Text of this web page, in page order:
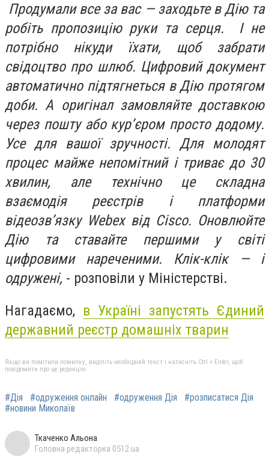
Продумали все за вас — заходьте в Дію та
робіть пропозицію руки та серця. І не
потрібно нікуди їхати, щоб забрати
свідоцтво про шлюб. Цифровий документ
автоматично підтягнеться в Дію протягом
доби. А оригінал замовляйте доставкою
через пошту або курʼєром просто додому.
Усе для вашої зручності. Для молодят
процес майже непомітний і триває до 30
хвилин, але технічно це складна
взаємодія реєстрів і платформи
відеозвʼязку Webex від Cisco. Оновлюйте
Дію та ставайте першими у світі
цифровими нареченими. Клік-клік — і
одружені, - розповіли у Міністерстві.
Нагадаємо, в Україні запустять Єдиний
державний реєстр домашніх тварин
Якщо ви помітили помилку, виділіть необхідний текст і натисніть Ctrl + Enter, щоб
повідомити про це редакцію
#Дія #одруження онлайн #одруження Дія
#розписатися Дія
#новини Миколаїв
Ткаченко Альона
Головна редакторка 0512.ua